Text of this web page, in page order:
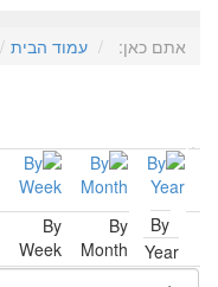
אתם כאן: עמוד הבית
By
Year
By
Month
By
Week